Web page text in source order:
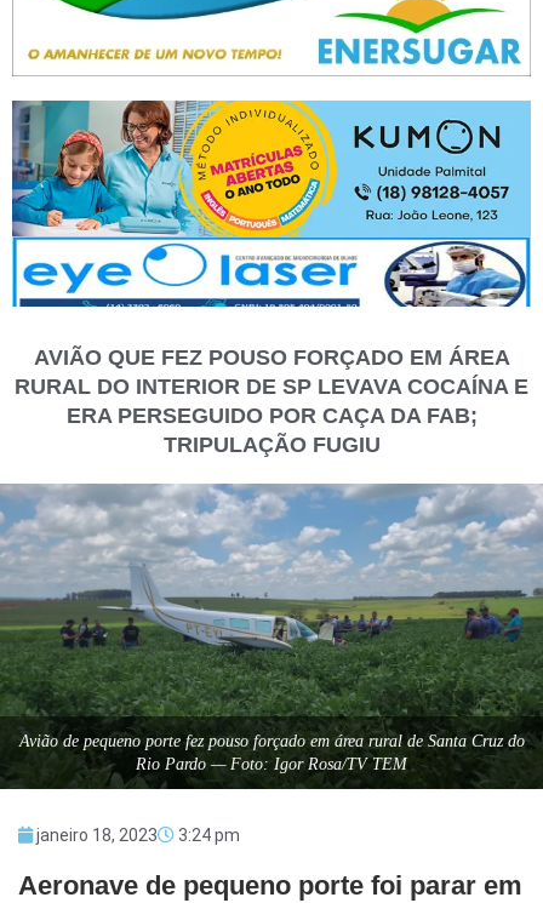
AVIÃO QUE FEZ POUSO FORÇADO EM ÁREA
RURAL DO INTERIOR DE SP LEVAVA COCAÍNA E
ERA PERSEGUIDO POR CAÇA DA FAB;
TRIPULAÇÃO FUGIU
Avião de pequeno porte fez pouso forçado em área rural de Santa Cruz do
Rio Pardo — Foto: Igor Rosa/TV TEM
janeiro 18, 2023 3:24 pm
Aeronave de pequeno porte foi parar em